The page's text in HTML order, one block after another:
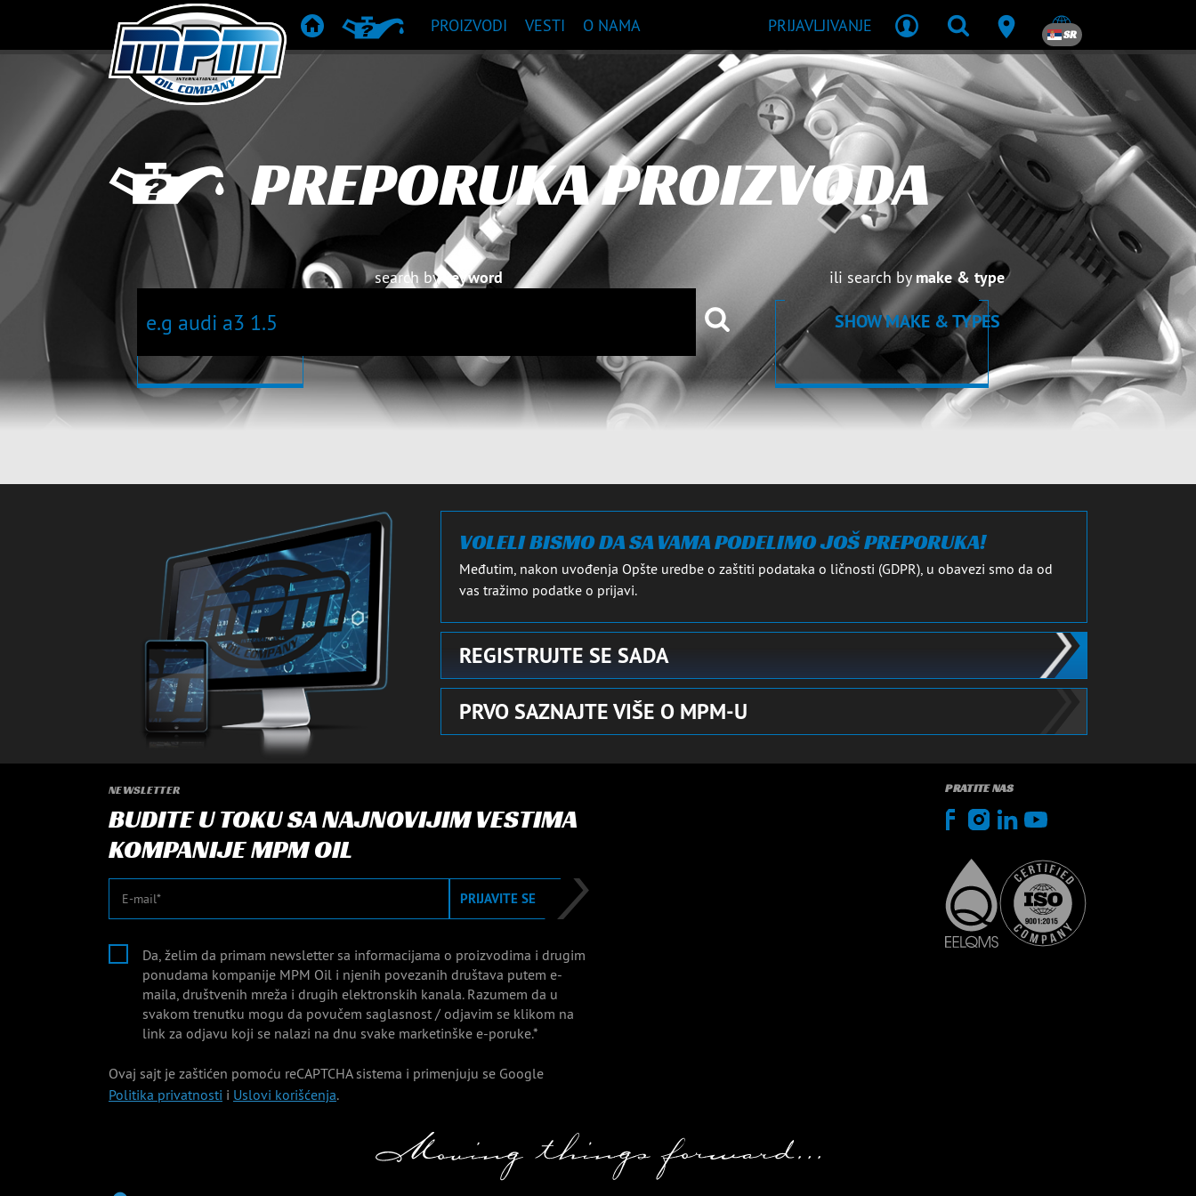
POČETNAPREPORUKA PROIZVODA
PROIZVODI VESTI O NAMA PRIJAVLJIVANJE SR
PREPORUKA PROIZVODA
search bykeyword ili search bymake & type
SHOW MAKE & TYPES
VOLELI BISMO DA SA VAMA PODELIMO JOŠ PREPORUKA!
Međutim, nakon uvođenja Opšte uredbe o zaštiti podataka o ličnosti (GDPR), u obavezi smo da od
vas tražimo podatke o prijavi.
REGISTRUJTE SE SADA
PRVO SAZNAJTE VIŠE O MPM-U
NEWSLETTER
BUDITE U TOKU SA NAJNOVIJIM VESTIMA
KOMPANIJE MPM OIL
E-mail PRIJAVITE SE
Da, želim da primam newsletter sa informacijama o proizvodima i drugim
ponudama kompanije MPM Oil i njenih povezanih društava putem e-
maila, društvenih mreža i drugih elektronskih kanala. Razumem da u
svakom trenutku mogu da povučem saglasnost / odjavim se klikom na
link za odjavu koji se nalazi na dnu svake marketinške e-poruke.*
Ovaj sajt je zaštićen pomoću reCAPTCHA sistema i primenjuju se Google
Politika privatnosti i Uslovi korišćenja.
PRATITE NAS